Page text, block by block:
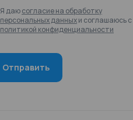
Я даюсогласие на обработку
персональных данныхи соглашаюсь с
политикой конфиденциальности